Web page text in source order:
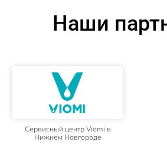
Наши
Сервисный центр Viomi в
Нижнем Новгороде